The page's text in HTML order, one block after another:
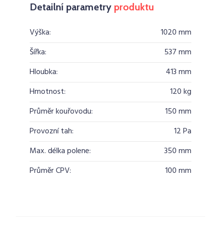
Detailní parametry produktu
Výška:
1020 mm
Šířka:
537 mm
Hloubka:
413 mm
Hmotnost:
120 kg
Průměr kouřovodu:
150 mm
Provozní tah:
12 Pa
Max. délka polene:
350 mm
Průměr CPV:
100 mm